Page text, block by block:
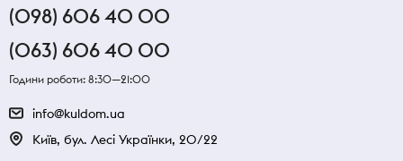
(098) 606 40 00
(063) 606 40 00
Години роботи: 8:30—21:00
info@kuldom.ua
Київ, бул. Лесі Українки, 20/22